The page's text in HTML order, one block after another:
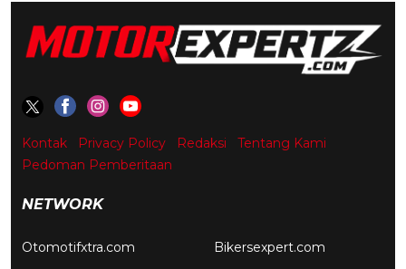
Kontak Privacy Policy Redaksi
Tentang Kami
Pedoman Pemberitaan
NETWORK
Otomotifxtra.com
Bikersexpert.com